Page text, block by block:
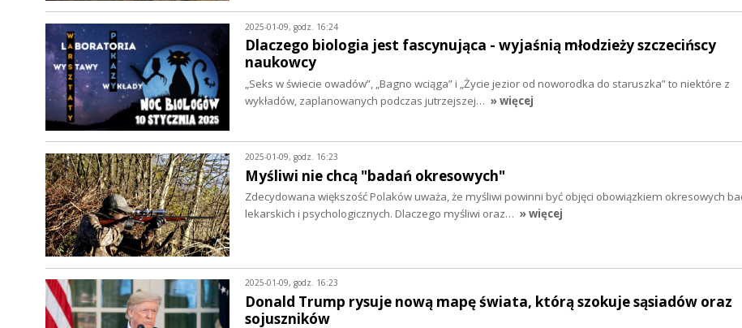
2025-01-09, godz. 16:24
Dlaczego biologia jest fascynująca - wyjaśnią młodzieży szczecińscy
naukowcy
„Seks w świecie owadów”, „Bagno wciąga” i „Życie jezior od noworodka do staruszka” to niektóre z
wykładów, zaplanowanych podczas jutrzejszej… » więcej
2025-01-09, godz. 16:23
Myśliwi nie chcą "badań okresowych"
Zdecydowana większość Polaków uważa, że myśliwi powinni być objęci obowiązkiem okresowych
lekarskich i psychologicznych. Dlaczego myśliwi oraz… » więcej
2025-01-09, godz. 16:23
Donald Trump rysuje nową mapę świata, którą szokuje sąsiadów oraz
sojuszników